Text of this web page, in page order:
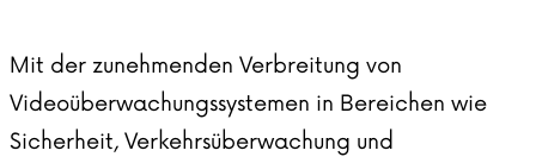
Mit der zunehmenden Verbreitung von
Videoüberwachungssystemen in Bereichen wie
Sicherheit, Verkehrsüberwachung und